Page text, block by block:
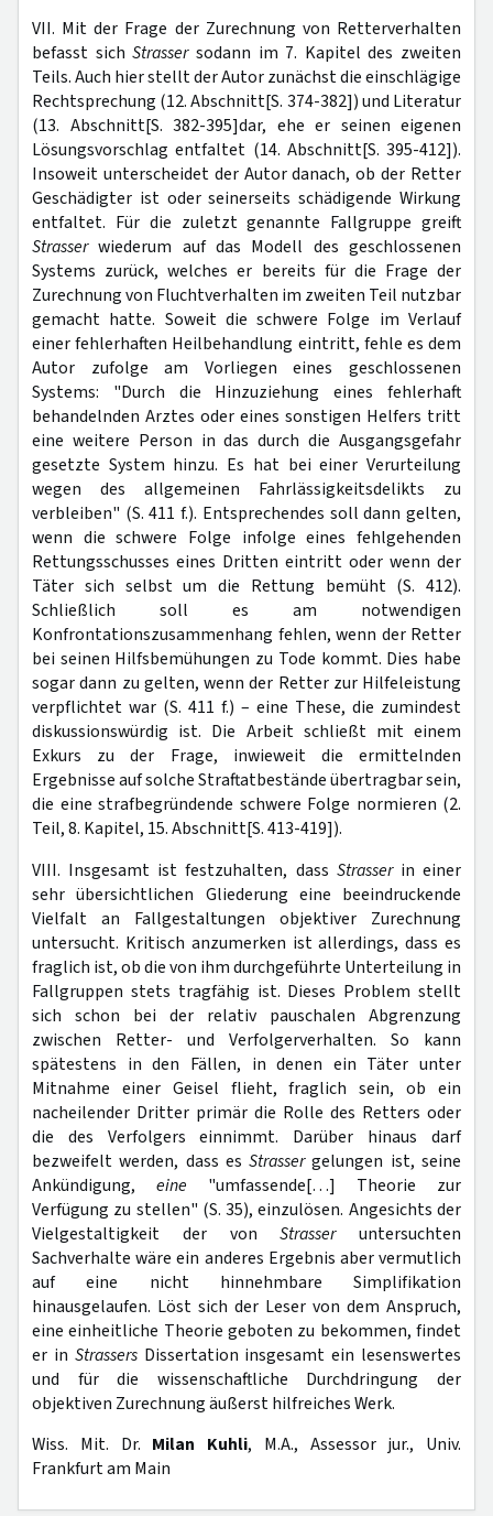
VII. Mit der Frage der Zurechnung von Retterverhalten
befasst sichStrassersodann im 7. Kapitel des zweiten
Teils. Auch hier stellt der Autor zunächst die einschlägige
Rechtsprechung (12. Abschnitt[S. 374-382]) und Literatur
(13. Abschnitt[S. 382-395]dar, ehe er seinen eigenen
Lösungsvorschlag entfaltet (14. Abschnitt[S. 395-412]).
Insoweit unterscheidet der Autor danach, ob der Retter
Geschädigter ist oder seinerseits schädigende Wirkung
entfaltet. Für die zuletzt genannte Fallgruppe greift
Strasserwiederum auf das Modell des geschlossenen
Systems zurück, welches er bereits für die Frage der
Zurechnung von Fluchtverhalten im zweiten Teil nutzbar
gemacht hatte. Soweit die schwere Folge im Verlauf
einer fehlerhaften Heilbehandlung eintritt, fehle es dem
Autor zufolge am Vorliegen eines geschlossenen
Systems: "Durch die Hinzuziehung eines fehlerhaft
behandelnden Arztes oder eines sonstigen Helfers tritt
eine weitere Person in das durch die Ausgangsgefahr
gesetzte System hinzu. Es hat bei einer Verurteilung
wegen des allgemeinen Fahrlässigkeitsdelikts zu
verbleiben" (S. 411 f.). Entsprechendes soll dann gelten,
wenn die schwere Folge infolge eines fehlgehenden
Rettungsschusses eines Dritten eintritt oder wenn der
Täter sich selbst um die Rettung bemüht (S. 412).
Schließlich soll es am notwendigen
Konfrontationszusammenhang fehlen, wenn der Retter
bei seinen Hilfsbemühungen zu Tode kommt. Dies habe
sogar dann zu gelten, wenn der Retter zur Hilfeleistung
verpflichtet war (S. 411 f.) – eine These, die zumindest
diskussionswürdig ist. Die Arbeit schließt mit einem
Exkurs zu der Frage, inwieweit die ermittelnden
Ergebnisse auf solche Straftatbestände übertragbar sein,
die eine strafbegründende schwere Folge normieren (2.
Teil, 8. Kapitel, 15. Abschnitt[S. 413-419]).
VIII. Insgesamt ist festzuhalten, dass Strasserin einer
sehr übersichtlichen Gliederung eine beeindruckende
Vielfalt an Fallgestaltungen objektiver Zurechnung
untersucht. Kritisch anzumerken ist allerdings, dass es
fraglich ist, ob die von ihm durchgeführte Unterteilung in
Fallgruppen stets tragfähig ist. Dieses Problem stellt
sich schon bei der relativ pauschalen Abgrenzung
zwischen Retter- und Verfolgerverhalten. So kann
spätestens in den Fällen, in denen ein Täter unter
Mitnahme einer Geisel flieht, fraglich sein, ob ein
nacheilender Dritter primär die Rolle des Retters oder
die des Verfolgers einnimmt. Darüber hinaus darf
bezweifelt werden, dass esStrassergelungen ist, seine
Ankündigung, eine "umfassende[…] Theorie zur
Verfügung zu stellen" (S. 35), einzulösen. Angesichts der
Vielgestaltigkeit der vonStrasseruntersuchten
Sachverhalte wäre ein anderes Ergebnis aber vermutlich
auf eine nicht hinnehmbare Simplifikation
hinausgelaufen. Löst sich der Leser von dem Anspruch,
eine einheitliche Theorie geboten zu bekommen, findet
er in StrassersDissertation insgesamt ein lesenswertes
und für die wissenschaftliche Durchdringung der
objektiven Zurechnung äußerst hilfreiches Werk.
Wiss. Mit. Dr. Milan Kuhli, M.A., Assessor jur., Univ.
Frankfurt am Main